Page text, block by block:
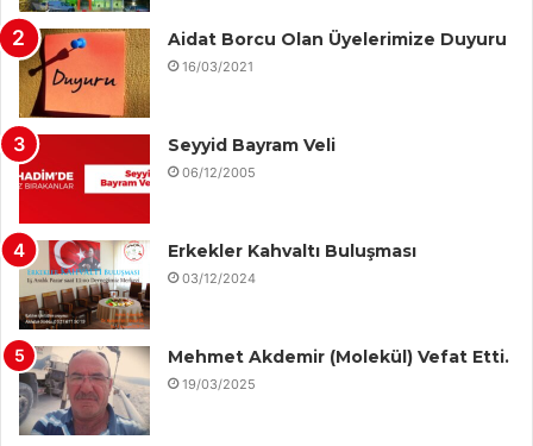
Aidat Borcu Olan Üyelerimize Duyuru
16/03/2021
Seyyid Bayram Veli
06/12/2005
Erkekler Kahvaltı Buluşması
03/12/2024
Mehmet Akdemir (Molekül) Vefat Etti.
19/03/2025